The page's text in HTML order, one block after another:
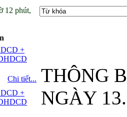
12 phút,
+
Chi tiết...
+
THÔNG
NGÀY